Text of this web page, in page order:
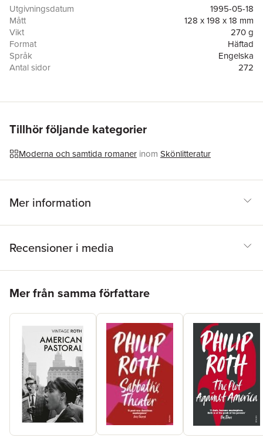
he takes the reader on a journey through his childhood to
adolescence to present day while articulating his sexual desire,
frustration and neurosis in shockingly candid ways. Hysterically
funny and daringly intimate, Portnoy's Complaint was an
immediate bestseller upon its publication and elevated Roth to
an international literary celebrity.
Utgivningsdatum
1995-05-18
Mått
128 x 198 x 18 mm
Vikt
270 g
Format
Häftad
Språk
Engelska
Antal sidor
272
Tillhör följande kategorier
Moderna och samtida romaner inom Skönlitteratur
Mer information
Recensioner i media
Mer från samma författare